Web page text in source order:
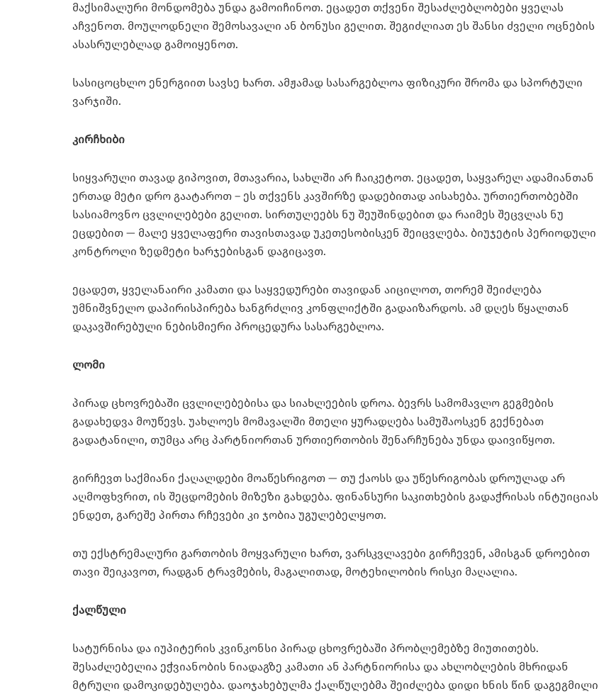
მაქსიმალური მონდომება უნდა გამოიჩინოთ. ეცადეთ თქვენი შესაძლებლობები ყველას
აჩვენოთ. მოულოდნელი შემოსავალი ან ბონუსი გელით. შეგიძლიათ ეს შანსი ძველი ოცნების
ასასრულებლად გამოიყენოთ.
სასიცოცხლო ენერგიით სავსე ხართ. ამჟამად სასარგებლოა ფიზიკური შრომა და სპორტული
ვარჯიში.
კირჩხიბი
სიყვარული თავად გიპოვით, მთავარია, სახლში არ ჩაიკეტოთ. ეცადეთ, საყვარელ ადამიანთან
ერთად მეტი დრო გაატაროთ – ეს თქვენს კავშირზე დადებითად აისახება. ურთიერთობებში
სასიამოვნო ცვლილებები გელით. სირთულეებს ნუ შეუშინდებით და რაიმეს შეცვლას ნუ
ეცდებით — მალე ყველაფერი თავისთავად უკეთესობისკენ შეიცვლება. ბიუჯეტის პერიოდული
კონტროლი ზედმეტი ხარჯებისგან დაგიცავთ.
ეცადეთ, ყველანაირი კამათი და საყვედურები თავიდან აიცილოთ, თორემ შეიძლება
უმნიშვნელო დაპირისპირება ხანგრძლივ კონფლიქტში გადაიზარდოს. ამ დღეს წყალთან
დაკავშირებული ნებისმიერი პროცედურა სასარგებლოა.
ლომი
პირად ცხოვრებაში ცვლილებებისა და სიახლეების დროა. ბევრს სამომავლო გეგმების
გადახედვა მოუწევს. უახლოეს მომავალში მთელი ყურადღება სამუშაოსკენ გექნებათ
გადატანილი, თუმცა არც პარტნიორთან ურთიერთობის შენარჩუნება უნდა დაივიწყოთ.
გირჩევთ საქმიანი ქაღალდები მოაწესრიგოთ — თუ ქაოსს და უწესრიგობას დროულად არ
აღმოფხვრით, ის შეცდომების მიზეზი გახდება. ფინანსური საკითხების გადაჭრისას ინტუიციას
ენდეთ, გარეშე პირთა რჩევები კი ჯობია უგულებელყოთ.
თუ ექსტრემალური გართობის მოყვარული ხართ, ვარსკვლავები გირჩევენ, ამისგან დროებით
თავი შეიკავოთ, რადგან ტრავმების, მაგალითად, მოტეხილობის რისკი მაღალია.
ქალწული
სატურნისა და იუპიტერის კვინკონსი პირად ცხოვრებაში პრობლემებზე მიუთითებს.
შესაძლებელია ეჭვიანობის ნიადაგზე კამათი ან პარტნიორისა და ახლობლების მხრიდან
მტრული დამოკიდებულება. დაოჯახებულმა ქალწულებმა შეიძლება დიდი ხნის წინ დაგეგმილი